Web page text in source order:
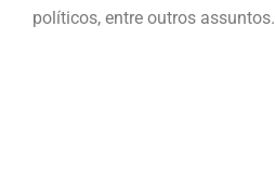
políticos, entre outros assuntos.